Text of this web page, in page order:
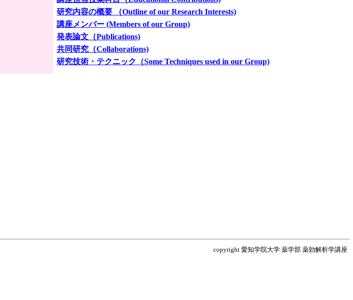
研究内容の概要
（Outline of our Research Interests)
講座メンバー (Members of our Group)
発表論文（Publications)
共同研究（Collaborations)
研究技術・テクニック（Some Techniques used in our Group)
copyright 愛知学院大学 薬学部 薬効解析学講座